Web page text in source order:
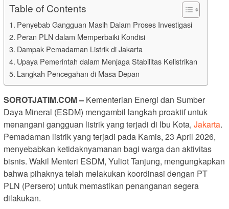
Table of Contents
Penyebab Gangguan Masih Dalam Proses Investigasi
Peran PLN dalam Memperbaiki Kondisi
Dampak Pemadaman Listrik di Jakarta
Upaya Pemerintah dalam Menjaga Stabilitas Kelistrikan
Langkah Pencegahan di Masa Depan
SOROTJATIM.COM – Kementerian Energi dan Sumber
Daya Mineral (ESDM) mengambil langkah proaktif untuk
menangani gangguan listrik yang terjadi di Ibu Kota, Jakarta.
Pemadaman listrik yang terjadi pada Kamis, 23 April 2026,
menyebabkan ketidaknyamanan bagi warga dan aktivitas
bisnis. Wakil Menteri ESDM, Yuliot Tanjung, mengungkapkan
bahwa pihaknya telah melakukan koordinasi dengan PT
PLN (Persero) untuk memastikan penanganan segera
dilakukan.